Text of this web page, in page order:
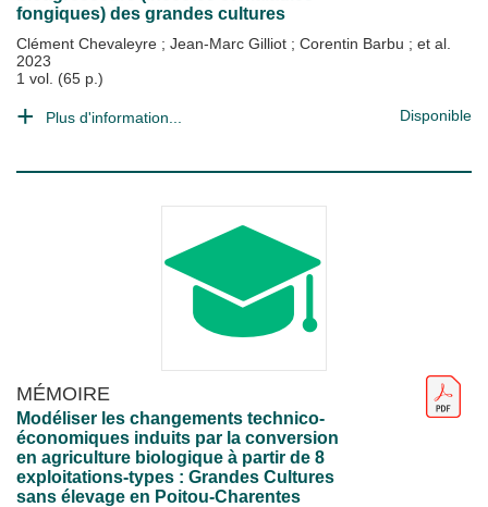
fongiques) des grandes cultures
Clément Chevaleyre ; Jean-Marc Gilliot ; Corentin Barbu ; et al.
2023
1 vol. (65 p.)
Plus d'information... Disponible
MÉMOIRE
Modéliser les changements technico-
économiques induits par la conversion
en agriculture biologique à partir de 8
exploitations-types : Grandes Cultures
sans élevage en Poitou-Charentes